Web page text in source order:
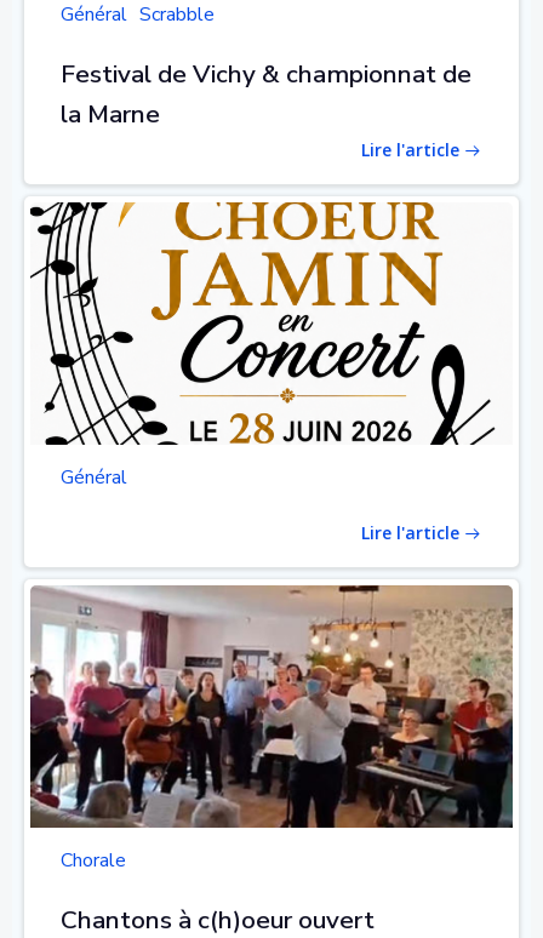
Général Scrabble
Festival de Vichy & championnat de
la Marne
Lire l'article
Général
Lire l'article
Chorale
Chantons à c(h)oeur ouvert